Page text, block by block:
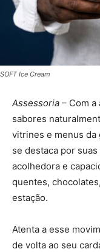
SOFT Ice Cream
Assessoria – Com a
sabores
vitrines e menus da
se destaca por
acolhedora e
quentes,
estação.
Atenta a esse
de volta ao seu